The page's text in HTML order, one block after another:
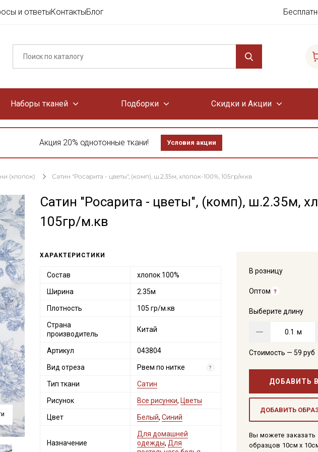
и ответыКонтактыБлог
Наборы тканей Подборки Скидки и Акции
Акция 20% однотонные ткани! Условия акции
(хлопок) Сатин "Росарита - цветы", (комп), ш.2.35м, хлопок-100%, 105гр/м.кв
Сатин "Росарита - цветы", (комп), ш.2.35м,
105гр/м.кв
В розницу
Оптом
Выберите длину
м
Стоимость — 59 руб
ДОБАВИТЬ
ДОБАВИТЬ
Вы можете заказать
образцов 10см x
ХАРАКТЕРИСТИКИ
Состав хлопок 100%
Ширина 2.35м
Плотность 105 гр/м.кв
Страна
производитель
Китай
Артикул 043804
Вид отреза Рвем по нитке ?
Тип ткани Сатин
Рисунок Все рисунки, Цветы
Цвет Белый, Синий
Назначение
Для домашней
одежды, Для